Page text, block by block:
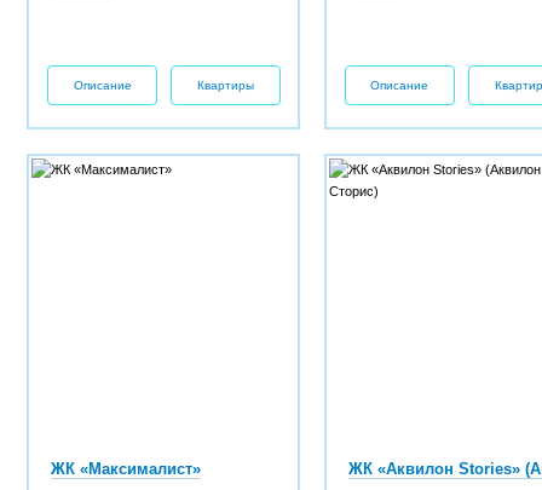
Описание Квартиры Описание
ЖК «Максималист»